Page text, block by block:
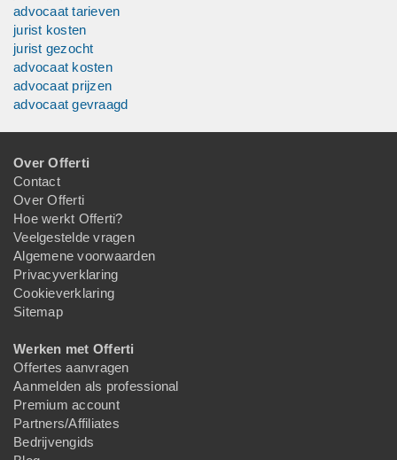
advocaat tarieven
jurist kosten
jurist gezocht
advocaat kosten
advocaat prijzen
advocaat gevraagd
Over Offerti
Contact
Over Offerti
Hoe werkt Offerti?
Veelgestelde vragen
Algemene voorwaarden
Privacyverklaring
Cookieverklaring
Sitemap
Werken met Offerti
Offertes aanvragen
Aanmelden als professional
Premium account
Partners/Affiliates
Bedrijvengids